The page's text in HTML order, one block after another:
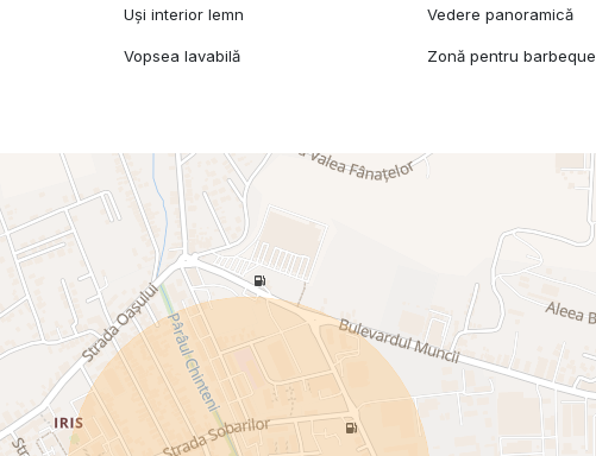
Uși interior lemn Vedere panoramică
Vopsea lavabilă Zonă pentru barbeque